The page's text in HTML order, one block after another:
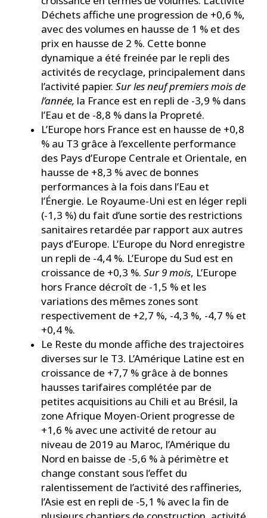
Déchets affiche une progression de +0,6 %,
avec des volumes en hausse de 1 % et des
prix en hausse de 2 %. Cette bonne
dynamique a été freinée par le repli des
activités de recyclage, principalement dans
l’activité papier. Sur les neuf premiers mois de
l’année, la France est en repli de -3,9 % dans
l’Eau et de -8,8 % dans la Propreté.
L’Europe hors France est en hausse de +0,8
% au T3 grâce à l’excellente performance
des Pays d’Europe Centrale et Orientale, en
hausse de +8,3 % avec de bonnes
performances à la fois dans l’Eau et
l’Énergie. Le Royaume-Uni est en léger repli
(-1,3 %) du fait d’une sortie des restrictions
sanitaires retardée par rapport aux autres
pays d’Europe. L’Europe du Nord enregistre
un repli de -4,4 %. L’Europe du Sud est en
croissance de +0,3 %. Sur 9 mois, L’Europe
hors France décroît de -1,5 % et les
variations des mêmes zones sont
respectivement de +2,7 %, -4,3 %, -4,7 % et
+0,4 %.
Le Reste du monde affiche des trajectoires
diverses sur le T3. L’Amérique Latine est en
croissance de +7,7 % grâce à de bonnes
hausses tarifaires complétée par de
petites acquisitions au Chili et au Brésil, la
zone Afrique Moyen-Orient progresse de
+1,6 % avec une activité de retour au
niveau de 2019 au Maroc, l’Amérique du
Nord en baisse de -5,6 % à périmètre et
change constant sous l’effet du
ralentissement de l’activité des raffineries,
l’Asie est en repli de -5,1 % avec la fin de